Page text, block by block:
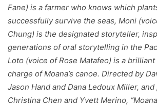
Fane) is a farmer who knows which
successfully survive the seas, Moni
Chung) is the designated storyteller,
generations of oral storytelling in the
Loto (voice of Rose Matafeo) is a
charge of Moana’s canoe. Directed by
Jason Hand and Dana Ledoux Miller,
Christina Chen and Yvett Merino,